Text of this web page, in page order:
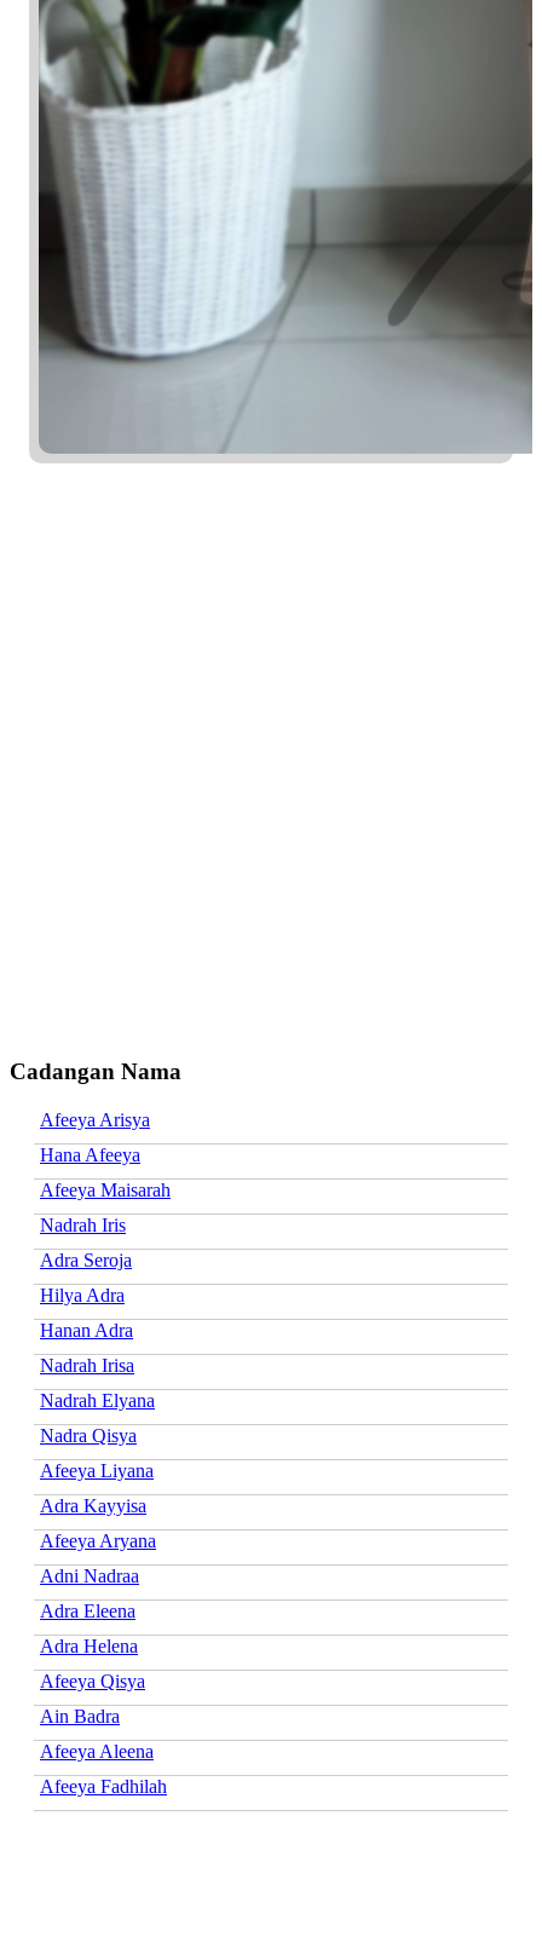
Cadangan Nama
Afeeya Arisya
Hana Afeeya
Afeeya Maisarah
Nadrah Iris
Adra Seroja
Hilya Adra
Hanan Adra
Nadrah Irisa
Nadrah Elyana
Nadra Qisya
Afeeya Liyana
Adra Kayyisa
Afeeya Aryana
Adni Nadraa
Adra Eleena
Adra Helena
Afeeya Qisya
Ain Badra
Afeeya Aleena
Afeeya Fadhilah